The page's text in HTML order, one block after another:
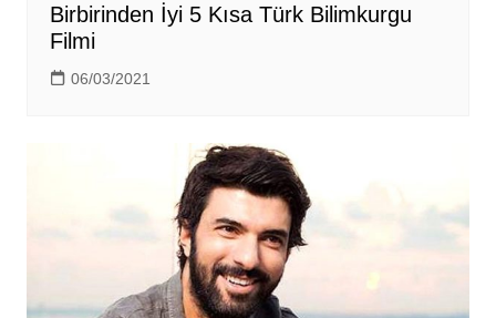
Birbirinden İyi 5 Kısa Türk Bilimkurgu
Filmi
06/03/2021